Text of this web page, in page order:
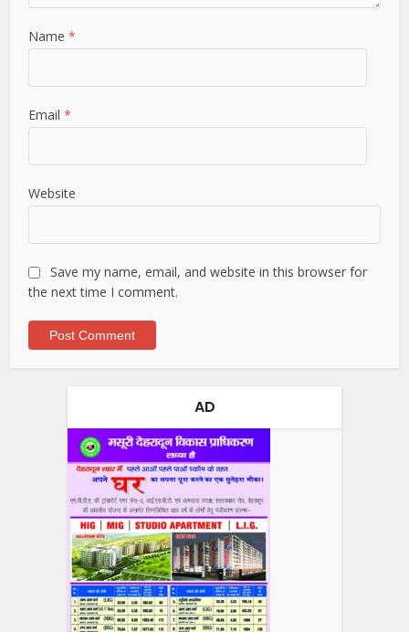
Name*
Email*
Website
Save my name, email, and website in this browser for
the next time I comment.
AD